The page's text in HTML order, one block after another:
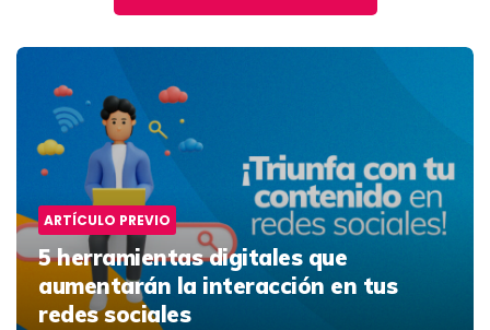
Post
navigation
ARTÍCULO PREVIO
5 herramientas digitales que
aumentarán la interacción en tus
redes sociales